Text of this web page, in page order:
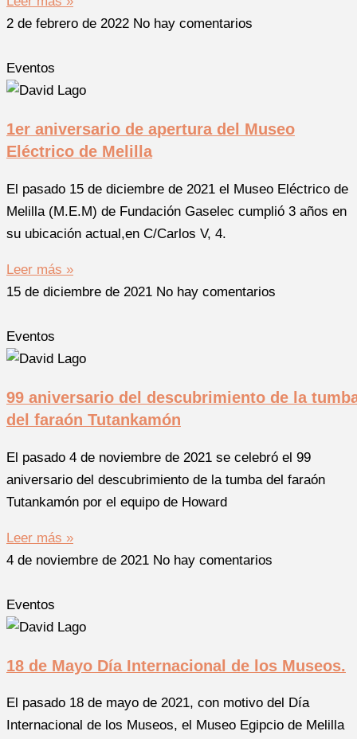
2 de febrero de 2022 No hay comentarios
Eventos
1er aniversario de apertura del Museo
Eléctrico de Melilla
El pasado 15 de diciembre de 2021 el Museo Eléctrico de
Melilla (M.E.M) de Fundación Gaselec cumplió 3 años en
su ubicación actual,en C/Carlos V, 4.
Leer más »
15 de diciembre de 2021 No hay comentarios
Eventos
99 aniversario del descubrimiento de la
del faraón Tutankamón
El pasado 4 de noviembre de 2021 se celebró el 99
aniversario del descubrimiento de la tumba del faraón
Tutankamón por el equipo de Howard
Leer más »
4 de noviembre de 2021 No hay comentarios
Eventos
18 de Mayo Día Internacional de los Museos.
El pasado 18 de mayo de 2021, con motivo del Día
Internacional de los Museos, el Museo Egipcio de Melilla